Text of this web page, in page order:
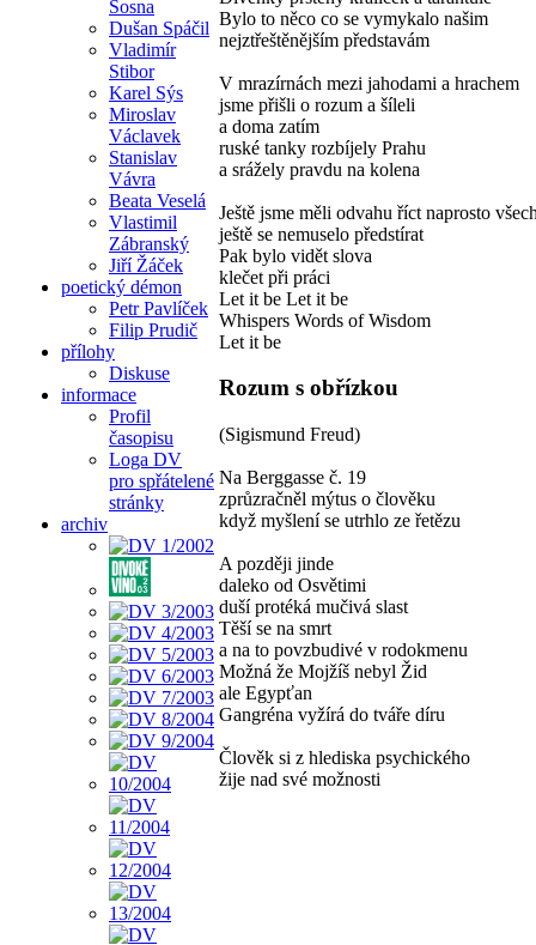
Sosna
Dušan Spáčil
Vladimír
Stibor
Karel Sýs
Miroslav
Václavek
Stanislav
Vávra
Beata Veselá
Vlastimil
Zábranský
Jiří Žáček
poetický démon
Petr Pavlíček
Filip Prudič
přílohy
Diskuse
informace
Profil
časopisu
Loga DV
pro spřátelené
stránky
archiv
Bylo to něco co se vymykalo našim
nejztřeštěnějším představám
V mrazírnách mezi jahodami a hrachem
jsme přišli o rozum a šíleli
a doma zatím
ruské tanky rozbíjely Prahu
a srážely pravdu na kolena
Ještě jsme měli odvahu říct naprosto
ještě se nemuselo předstírat
Pak bylo vidět slova
klečet při práci
Let it be Let it be
Whispers Words of Wisdom
Let it be
Rozum s obřízkou
(Sigismund Freud)
Na Berggasse č. 19
zprůzračněl mýtus o člověku
když myšlení se utrhlo ze řetězu
A později jinde
daleko od Osvětimi
duší protéká mučivá slast
Těší se na smrt
a na to povzbudivé v rodokmenu
Možná že Mojžíš nebyl Žid
ale Egypťan
Gangréna vyžírá do tváře díru
Člověk si z hlediska psychického
žije nad své možnosti